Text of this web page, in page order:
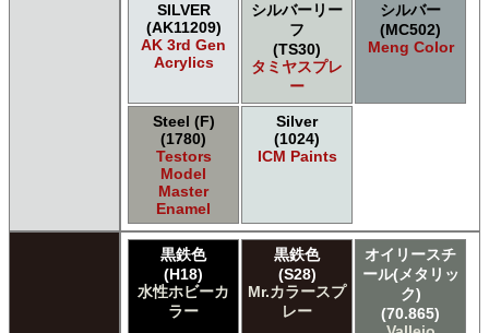
SILVER
(AK11209)
AK 3rd Gen
Acrylics
シルバーリー
フ
(TS30)
タミヤスプレ
ー
シルバー
(MC502)
Meng Color
Steel (F)
(1780)
Testors
Model
Master
Enamel
Silver
(1024)
ICM Paints
黒鉄色
(H18)
水性ホビーカ
ラー
黒鉄色
(S28)
Mr.カラースプ
レー
オイリースチ
ール(メタリッ
ク)
(70.865)